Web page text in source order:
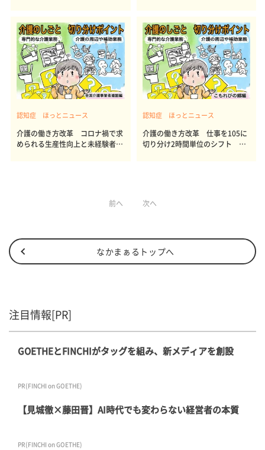
認知症 ほっとニュース
介護の働き方改革 コロナ禍で求
められる生産性向上と未経験者採
認知症 ほっとニュース
介護の働き方改革 仕事を105に
切り分け2時間単位のシフト 多
前へ 次へ
なかまぁるトップへ
注目情報[PR]
GOETHEとFINCHIがタッグを組み、新メディアを創設
PR(FINCHI on GOETHE)
【見城徹×藤田晋】AI時代でも変わらない経営者の本質
PR(FINCHI on GOETHE)